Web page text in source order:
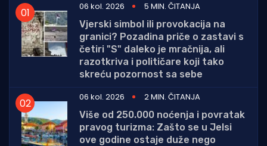
06 kol. 2026
5 MIN. ČITANJA
Vjerski simbol ili provokacija na
granici? Pozadina priče o zastavi s
četiri "S" daleko je mračnija, ali
razotkriva i političare koji tako
skreću pozornost sa sebe
06 kol. 2026
2 MIN. ČITANJA
Više od 250.000 noćenja i povratak
pravog turizma: Zašto se u Jelsi
ove godine ostaje duže nego